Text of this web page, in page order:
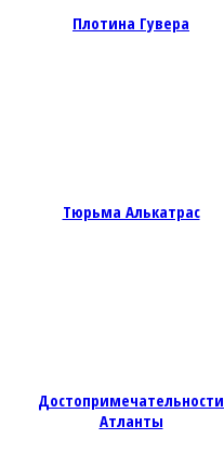
Плотина Гувера
Тюрьма Алькатрас
Достопримечательности
Атланты